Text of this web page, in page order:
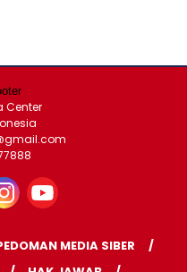
Center
MEDIA SIBER